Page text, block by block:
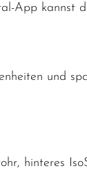
App kannst
und
hinteres